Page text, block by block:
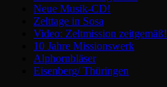
Neue Musik-CD!
Zelttage in Sosa
Video: Zeltmission zeitgemäß!
10 Jahre Missionswerk
Alphornbläser
Eisenberg/ Thüringen